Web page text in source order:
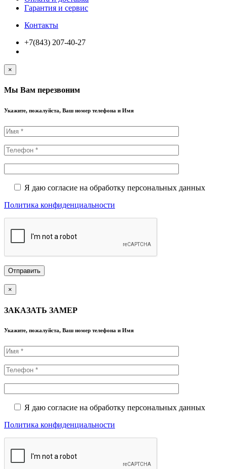
Гарантия и сервис
Контакты
+7(843) 207-40-27
×
Мы Вам перезвоним
Укажите, пожалуйста, Ваш номер телефона и Имя
Я даю согласие на обработку персональных данных
Политика конфиденциальности
×
ЗАКАЗАТЬ ЗАМЕР
Укажите, пожалуйста, Ваш номер телефона и Имя
Я даю согласие на обработку персональных данных
Политика конфиденциальности